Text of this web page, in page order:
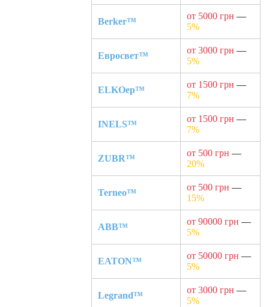
Berker™
от 5000 грн —
5%
Евросвет™
от 3000 грн —
5%
ELKOep™
от 1500 грн —
7%
INELS™
от 1500 грн —
7%
ZUBR™
от 500 грн —
20%
Terneo™
от 500 грн —
15%
ABB™
от 90000 грн —
5%
EATON™
от 50000 грн —
5%
Legrand™
от 3000 грн —
5%